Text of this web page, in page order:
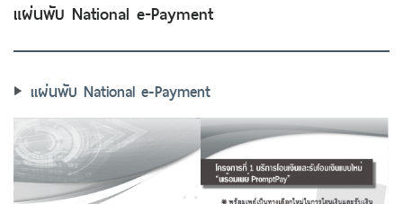
แผ่นพับ National e-Payment
แผ่นพับ National e-Payment